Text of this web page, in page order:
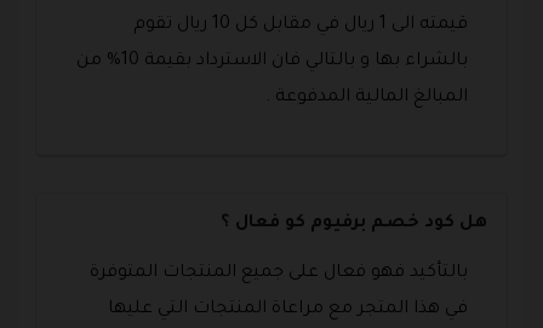
قيمته الى 1 ريال في مقابل كل 10 ريال تقوم
بالشراء بها و بالتالي فان الاسترداد بقيمة 10% من
المبالغ المالية المدفوعة .
هل كود خصم برفيوم كو فعال ؟
بالتأكيد فهو فعال على جميع المنتجات المتوفرة
في هذا المتجر مع مراعاة المنتجات التي عليها